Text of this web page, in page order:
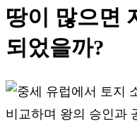
땅이 많으면
되었을까?